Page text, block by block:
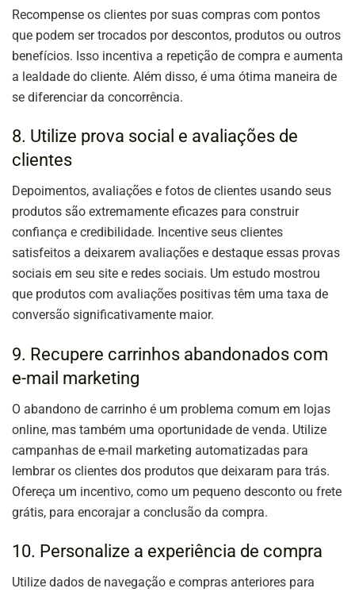
Recompense os clientes por suas compras com pontos
que podem ser trocados por descontos, produtos ou outros
benefícios. Isso incentiva a repetição de compra e aumenta
a lealdade do cliente. Além disso, é uma ótima maneira de
se diferenciar da concorrência.
8. Utilize prova social e avaliações de
clientes
Depoimentos, avaliações e fotos de clientes usando seus
produtos são extremamente eficazes para construir
confiança e credibilidade. Incentive seus clientes
satisfeitos a deixarem avaliações e destaque essas provas
sociais em seu site e redes sociais. Um estudo mostrou
que produtos com avaliações positivas têm uma taxa de
conversão significativamente maior.
9. Recupere carrinhos abandonados com
e-mail marketing
O abandono de carrinho é um problema comum em lojas
online, mas também uma oportunidade de venda. Utilize
campanhas de e-mail marketing automatizadas para
lembrar os clientes dos produtos que deixaram para trás.
Ofereça um incentivo, como um pequeno desconto ou frete
grátis, para encorajar a conclusão da compra.
10. Personalize a experiência de compra
Utilize dados de navegação e compras anteriores para